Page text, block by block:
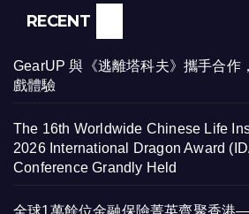
RECENT
GearUP 與《逃離塔科夫》攜手合作
戲體驗
The 16th Worldwide Chinese Life
2026 International Dragon Award
Conference Grandly Held
全球1萬餘位金融保險菁英齊聚香港